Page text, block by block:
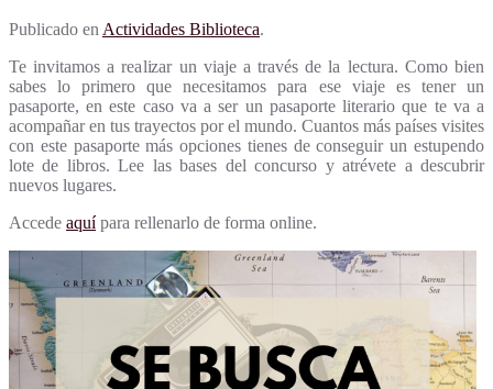
Publicado en Actividades Biblioteca.
Te invitamos a realizar un viaje a través de la lectura. Como bien
sabes lo primero que necesitamos para ese viaje es tener un
pasaporte, en este caso va a ser un pasaporte literario que te va a
acompañar en tus trayectos por el mundo. Cuantos más países visites
con este pasaporte más opciones tienes de conseguir un estupendo
lote de libros. Lee las bases del concurso y atrévete a descubrir
nuevos lugares.
Accede aquípara rellenarlo de forma online.